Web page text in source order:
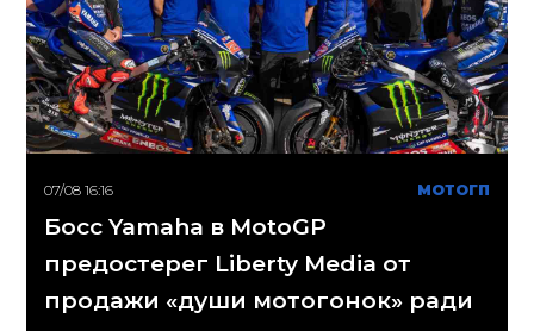
07/08 16:16 МОТОГП
Босс Yamaha в MotoGP
предостерег Liberty Media от
продажи «души мотогонок» ради